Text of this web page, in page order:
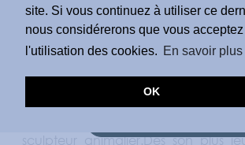
site. Si vous continuez à utiliser ce
nous considérerons que vous acceptez
l'utilisation des cookies. En savoir plus
OK
André Vincent Becquerel [
›Sculpteur
sculpteur animalier.Dès son plus